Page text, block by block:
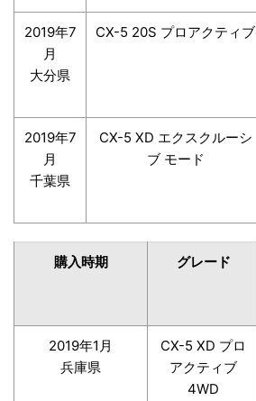
2019年7
月
大分県
CX-5 20S プロアクティブ
2019年7
月
千葉県
CX-5 XD エクスクルーシ
ブ モード
購入時期 グレード
2019年1月
兵庫県
CX-5 XD プロ
アクティブ
4WD